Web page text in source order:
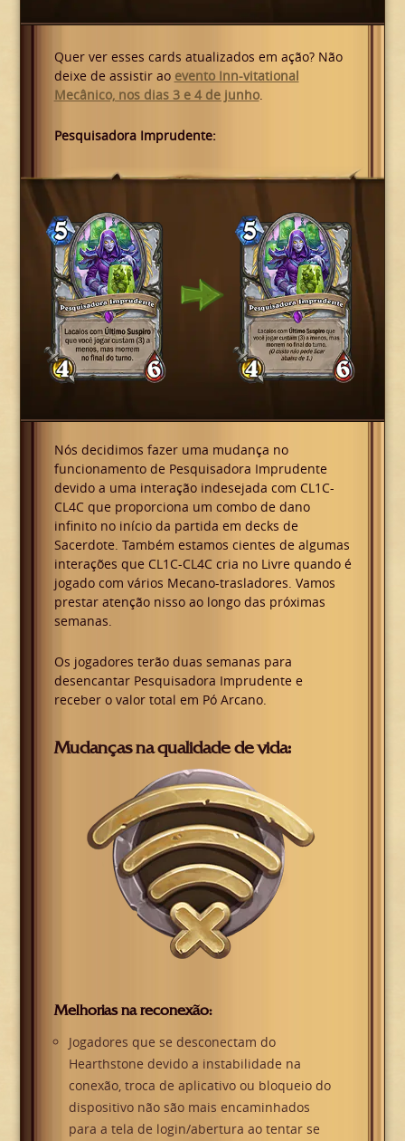
Quer ver esses cards atualizados em ação? Não
deixe de assistir ao evento Inn-vitational
Mecânico, nos dias 3 e 4 de junho.
Pesquisadora Imprudente:
Nós decidimos fazer uma mudança no
funcionamento de Pesquisadora Imprudente
devido a uma interação indesejada com CL1C-
CL4C que proporciona um combo de dano
infinito no início da partida em decks de
Sacerdote. Também estamos cientes de algumas
interações que CL1C-CL4C cria no Livre quando é
jogado com vários Mecano-trasladores. Vamos
prestar atenção nisso ao longo das próximas
semanas.
Os jogadores terão duas semanas para
desencantar Pesquisadora Imprudente e
receber o valor total em Pó Arcano.
Mudanças na qualidade de vida:
Melhorias na reconexão:
Jogadores que se desconectam do
Hearthstone devido a instabilidade na
conexão, troca de aplicativo ou bloqueio do
dispositivo não são mais encaminhados
para a tela de login/abertura ao tentar se